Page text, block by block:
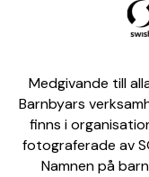
Medgivande till
Barnbyars
finns i
fotograferade av
Namnen på